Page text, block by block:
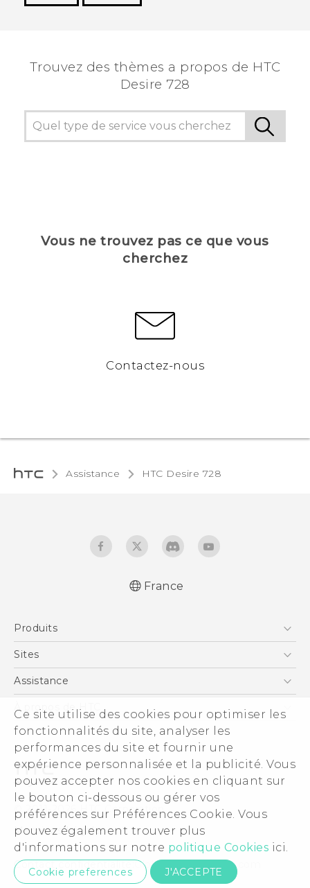
Ce site utilise des cookies pour optimiser les
fonctionnalités du site, analyser les
performances du site et fournir une
expérience personnalisée et la publicité. Vous
pouvez accepter nos cookies en cliquant sur
le bouton ci-dessous ou gérer vos
préférences sur Préférences Cookie. Vous
pouvez également trouver plus
d'informations sur notre politique Cookies ici.
Cookie preferences J'ACCEPTE
Trouvez des thèmes a propos de HTC
Desire 728
Vous ne trouvez pas ce que vous
cherchez
Contactez-nous
Assistance HTC Desire 728‎
France
Produits
Smartphones
Vive
Accessoires
Sites
HTC Vive
HTC Pro
Assistance
eCommerce Support
À propos de HTC
ESG
Informations sur la société
Sécurité du produit
Politique de confidentialité
Cookie Preferences
Carrières
Security and Privacy Whitepaper
© 2011-2026 HTC Corporation
Mentions Légales
Contact confidentialité:Global-Privacy@htc.com